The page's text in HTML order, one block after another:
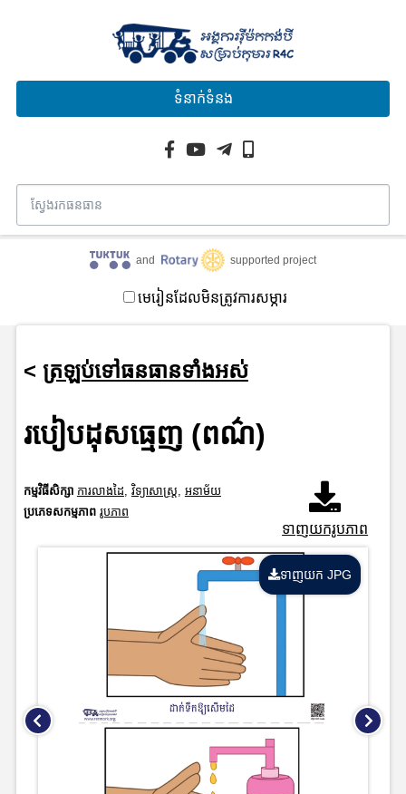
ទំនាក់ទំនង
and supported project
មេរៀនដែលមិនត្រូវការសម្ភារ
< ត្រឡប់ទៅធនធានទាំងអស់
របៀបដុសធ្មេញ (ពណ៌)
ទាញយករូបភាព
កម្មវិធីសិក្សា ការលាងដៃ វិទ្យាសាស្រ្ត អនាម័យ
ប្រភេទសកម្មភាព រូបភាព
ទាញយក JPG